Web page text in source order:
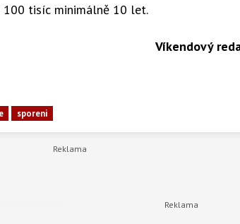
tisíc minimálně 10 let.
Víkendový
sporeni